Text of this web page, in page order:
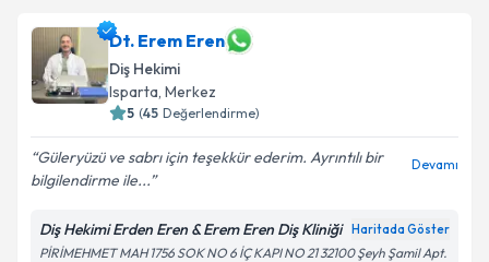
Dt. Erem Eren
Diş Hekimi
Isparta, Merkez
5 (45 Değerlendirme)
Güleryüzü ve sabrı için teşekkür ederim. Ayrıntılı bir
bilgilendirme ile...
Devamı
Diş Hekimi Erden Eren & Erem Eren Diş Kliniği Haritada Göster
PİRİMEHMET MAH 1756 SOK NO 6 İÇ KAPI NO 21 32100 Şeyh Şamil Apt.